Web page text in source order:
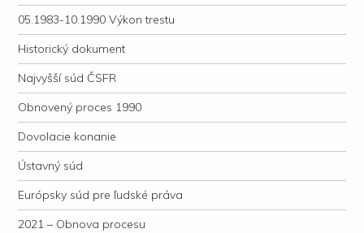
05.1983-10.1990 Výkon trestu
Historický dokument
Najvyšší súd ČSFR
Obnovený proces 1990
Dovolacie konanie
Ústavný súd
Európsky súd pre ľudské práva
2021 – Obnova procesu